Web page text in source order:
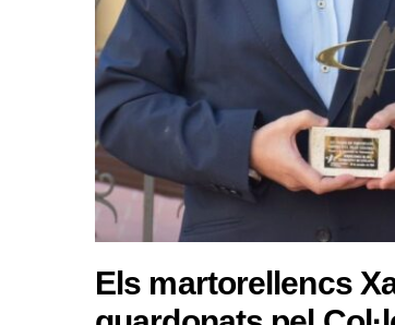
Els martorellencs